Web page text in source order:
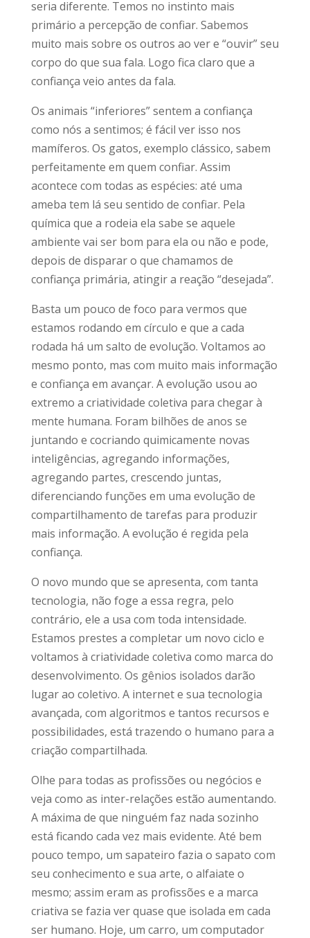
seria diferente. Temos no instinto mais
primário a percepção de confiar. Sabemos
muito mais sobre os outros ao ver e “ouvir” seu
corpo do que sua fala. Logo fica claro que a
confiança veio antes da fala.
Os animais “inferiores” sentem a confiança
como nós a sentimos; é fácil ver isso nos
mamíferos. Os gatos, exemplo clássico, sabem
perfeitamente em quem confiar. Assim
acontece com todas as espécies: até uma
ameba tem lá seu sentido de confiar. Pela
química que a rodeia ela sabe se aquele
ambiente vai ser bom para ela ou não e pode,
depois de disparar o que chamamos de
confiança primária, atingir a reação “desejada”.
Basta um pouco de foco para vermos que
estamos rodando em círculo e que a cada
rodada há um salto de evolução. Voltamos ao
mesmo ponto, mas com muito mais informação
e confiança em avançar. A evolução usou ao
extremo a criatividade coletiva para chegar à
mente humana. Foram bilhões de anos se
juntando e cocriando quimicamente novas
inteligências, agregando informações,
agregando partes, crescendo juntas,
diferenciando funções em uma evolução de
compartilhamento de tarefas para produzir
mais informação. A evolução é regida pela
confiança.
O novo mundo que se apresenta, com tanta
tecnologia, não foge a essa regra, pelo
contrário, ele a usa com toda intensidade.
Estamos prestes a completar um novo ciclo e
voltamos à criatividade coletiva como marca do
desenvolvimento. Os gênios isolados darão
lugar ao coletivo. A internet e sua tecnologia
avançada, com algoritmos e tantos recursos e
possibilidades, está trazendo o humano para a
criação compartilhada.
Olhe para todas as profissões ou negócios e
veja como as inter-relações estão aumentando.
A máxima de que ninguém faz nada sozinho
está ficando cada vez mais evidente. Até bem
pouco tempo, um sapateiro fazia o sapato com
seu conhecimento e sua arte, o alfaiate o
mesmo; assim eram as profissões e a marca
criativa se fazia ver quase que isolada em cada
ser humano. Hoje, um carro, um computador